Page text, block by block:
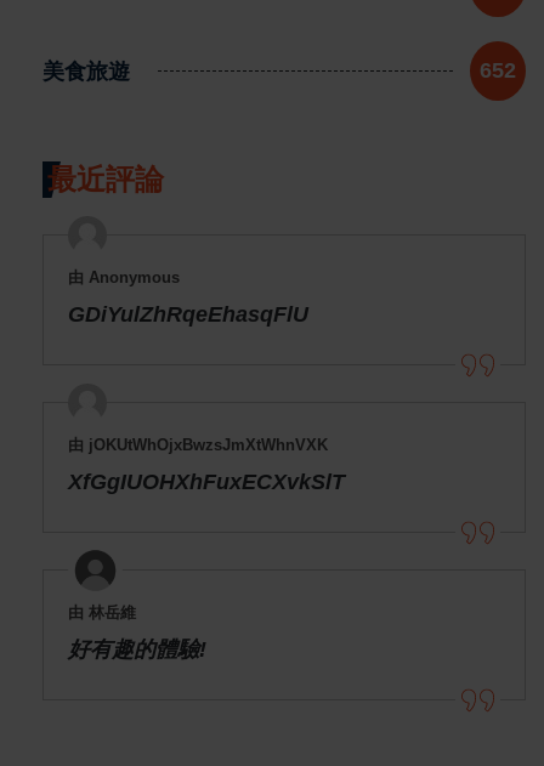
美食旅遊 652
最近評論
由 Anonymous
GDiYulZhRqeEhasqFlU
由 jOKUtWhOjxBwzsJmXtWhnVXK
XfGgIUOHXhFuxECXvkSlT
由 林岳維
好有趣的體驗!